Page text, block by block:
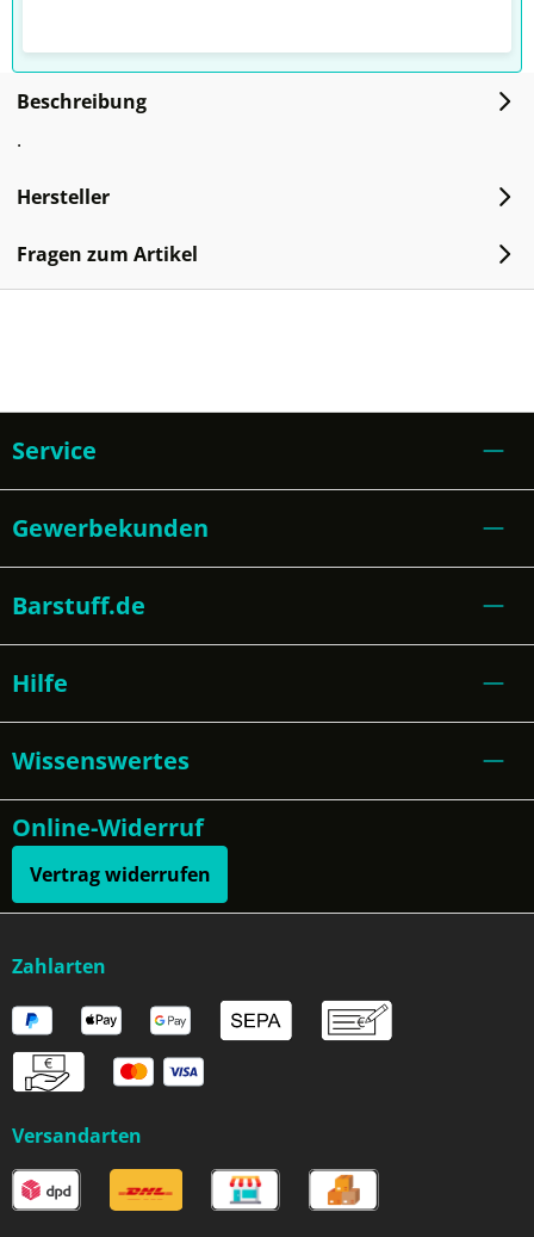
Beschreibung
.
Hersteller
Fragen zum Artikel
Service
Gewerbekunden
Barstuff.de
Hilfe
Wissenswertes
Online-Widerruf
Vertrag widerrufen
Zahlarten
Versandarten